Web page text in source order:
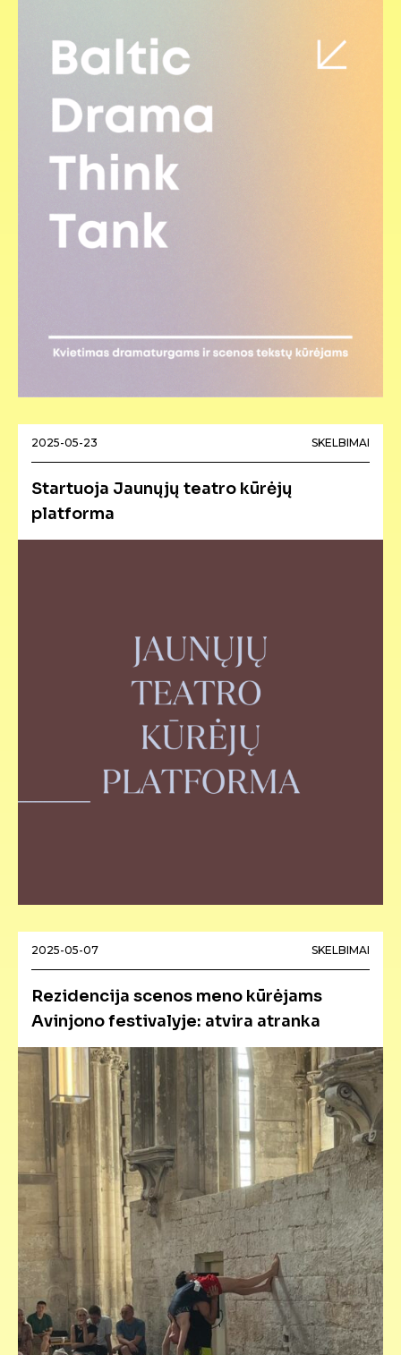
2025-05-23 SKELBIMAI
Startuoja Jaunųjų teatro kūrėjų
platforma
2025-05-07 SKELBIMAI
Rezidencija scenos meno kūrėjams
Avinjono festivalyje: atvira atranka